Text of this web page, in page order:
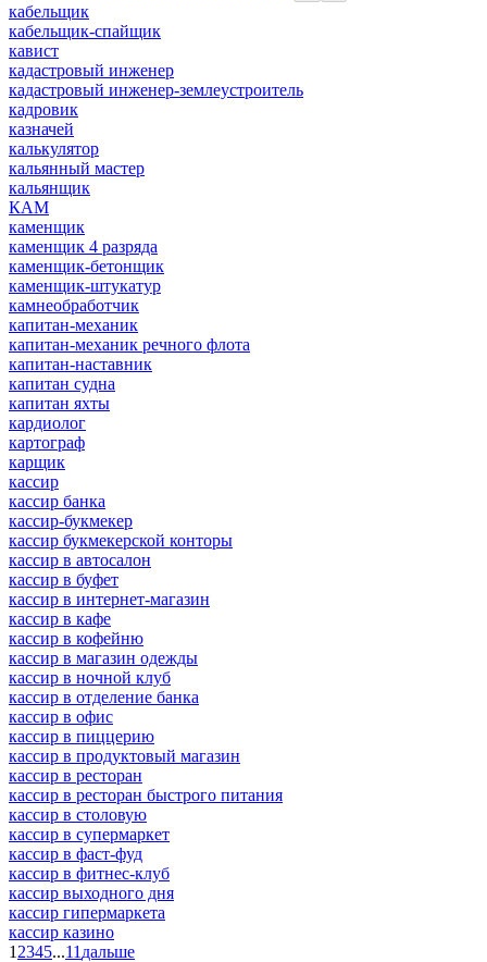
кабельщик
кабельщик-спайщик
кавист
кадастровый инженер
кадастровый инженер-землеустроитель
кадровик
казначей
калькулятор
кальянный мастер
кальянщик
КАМ
каменщик
каменщик 4 разряда
каменщик-бетонщик
каменщик-штукатур
камнеобработчик
капитан-механик
капитан-механик речного флота
капитан-наставник
капитан судна
капитан яхты
кардиолог
картограф
карщик
кассир
кассир банка
кассир-букмекер
кассир букмекерской конторы
кассир в автосалон
кассир в буфет
кассир в интернет-магазин
кассир в кафе
кассир в кофейню
кассир в магазин одежды
кассир в ночной клуб
кассир в отделение банка
кассир в офис
кассир в пиццерию
кассир в продуктовый магазин
кассир в ресторан
кассир в ресторан быстрого питания
кассир в столовую
кассир в супермаркет
кассир в фаст-фуд
кассир в фитнес-клуб
кассир выходного дня
кассир гипермаркета
кассир казино
1 2345...11 дальше